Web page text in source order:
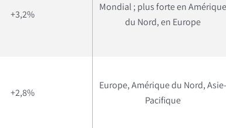
+3,2%
Mondial ; plus forte en Amérique
du Nord, en Europe
+2,8%
Europe, Amérique du Nord, Asie-
Pacifique